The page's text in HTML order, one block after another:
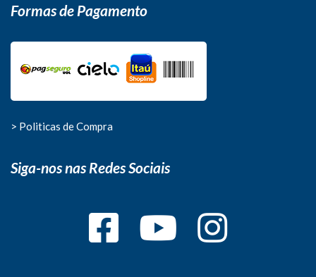
Formas de Pagamento
> Politicas de Compra
Siga-nos nas Redes Sociais